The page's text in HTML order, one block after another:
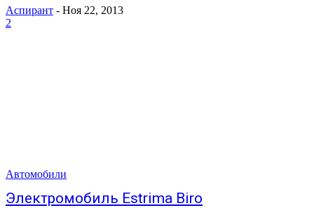
Аспирант - Ноя 22, 2013
2
Автомобили
Электромобиль Estrima Biro